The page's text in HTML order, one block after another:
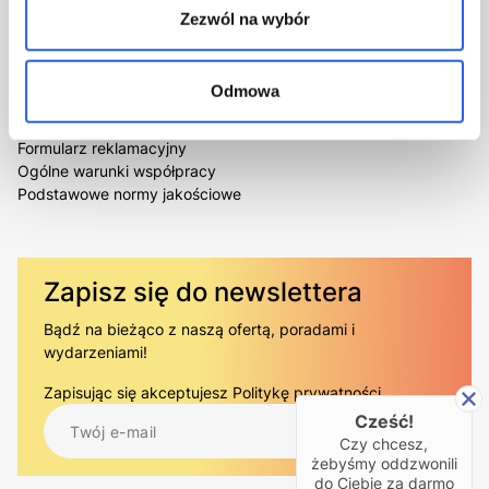
Zezwól na wybór
Odmowa
Book+
GREEN BOOK
Najczęściej zadawane pytania
Formularz reklamacyjny
Ogólne warunki współpracy
Podstawowe normy jakościowe
Zapisz się do newslettera
Bądź na bieżąco z naszą ofertą, poradami i
wydarzeniami!
Zapisując się akceptujesz Politykę prywatności..
Cześć!
Czy chcesz,
żebyśmy oddzwonili
do Ciebie za darmo